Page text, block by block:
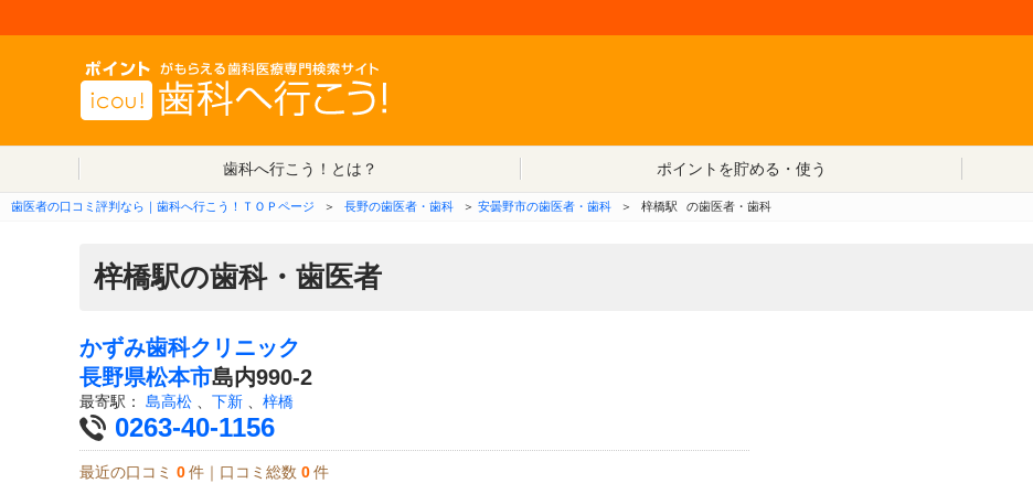
歯科へ行こう！とは？
ポイントを貯める・使う
歯医者の口コミ評判なら｜歯科へ行こう！ＴＯＰページ ＞ 長野の歯医者・歯科 ＞ 安曇野市の歯医者・歯科 ＞ 梓橋駅 の歯医者・歯科
梓橋駅の歯科・歯医者
かずみ歯科クリニック
長野県松本市島内990-2
最寄駅： 島高松 下新 梓橋
0263-40-1156
最近の口コミ 0 件｜口コミ総数 0 件